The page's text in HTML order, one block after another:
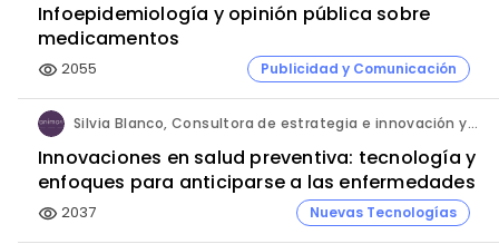
Infoepidemiología y opinión pública sobre
medicamentos
visibility 2055 Publicidad y Comunicación
Silvia Blanco, Consultora de estrategia e innovación y Ana Leal, Consultora Senior de estrategia e innovación. ANIMA.
Innovaciones en salud preventiva: tecnología y
enfoques para anticiparse a las enfermedades
visibility 2037 Nuevas Tecnologías